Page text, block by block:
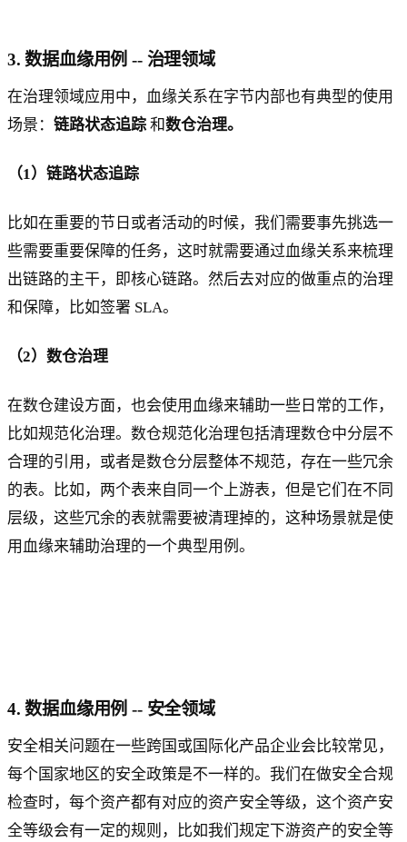
3. 数据血缘用例 -- 治理领域
在治理领域应用中，血缘关系在字节内部也有典型的使用
场景： 链路状态追踪 和数仓治理。
（1）链路状态追踪
比如在重要的节日或者活动的时候，我们需要事先挑选一
些需要重要保障的任务，这时就需要通过血缘关系来梳理
出链路的主干，即核心链路。然后去对应的做重点的治理
和保障，比如签署 SLA。
（2）数仓治理
在数仓建设方面，也会使用血缘来辅助一些日常的工作，
比如规范化治理。数仓规范化治理包括清理数仓中分层不
合理的引用，或者是数仓分层整体不规范，存在一些冗余
的表。比如，两个表来自同一个上游表，但是它们在不同
层级，这些冗余的表就需要被清理掉的，这种场景就是使
用血缘来辅助治理的一个典型用例。
4. 数据血缘用例 -- 安全领域
安全相关问题在一些跨国或国际化产品企业会比较常见，
每个国家地区的安全政策是不一样的。我们在做安全合规
检查时，每个资产都有对应的资产安全等级，这个资产安
全等级会有一定的规则，比如我们规定下游资产的安全等